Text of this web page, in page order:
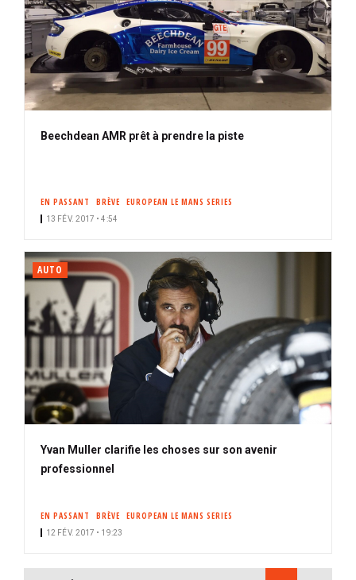
Beechdean AMR prêt à prendre la piste
EN PASSANT BRÈVE EUROPEAN LE MANS SERIES
13 FÉV. 2017 • 4:54
AUTO
Yvan Muller clarifie les choses sur son avenir
professionnel
EN PASSANT BRÈVE EUROPEAN LE MANS SERIES
12 FÉV. 2017 • 19:23